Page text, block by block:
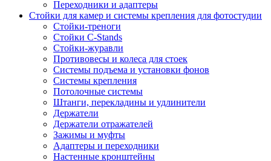
Переходники и адаптеры
Стойки для камер и системы крепления для фотостудии
Стойки-треноги
Стойки C-Stands
Стойки-журавли
Противовесы и колеса для стоек
Системы подъема и установки фонов
Системы крепления
Потолочные системы
Штанги, перекладины и удлинители
Держатели
Держатели отражателей
Зажимы и муфты
Адаптеры и переходники
Настенные кронштейны